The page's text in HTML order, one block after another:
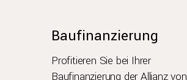
Baufinanzierung
Profitieren Sie bei Ihrer
Baufinanzierung der Allianz von